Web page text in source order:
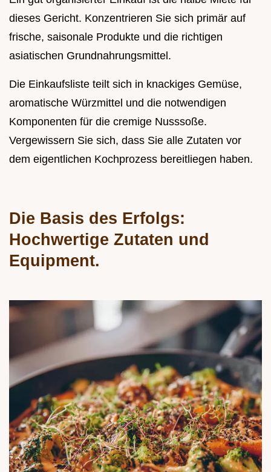
dieses Gericht. Konzentrieren Sie sich primär auf
frische, saisonale Produkte und die richtigen
asiatischen Grundnahrungsmittel.
Die Einkaufsliste teilt sich in knackiges Gemüse,
aromatische Würzmittel und die notwendigen
Komponenten für die cremige Nusssoße.
Vergewissern Sie sich, dass Sie alle Zutaten vor
dem eigentlichen Kochprozess bereitliegen haben.
Die Basis des Erfolgs:
Hochwertige Zutaten und
Equipment.